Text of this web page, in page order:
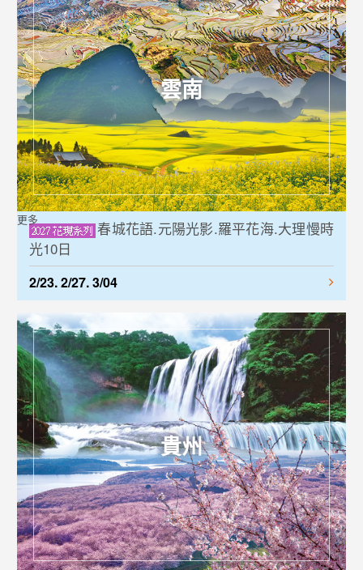
雲南
春城花語.元陽光影.羅平花海.大理慢時
光10日
2/23. 2/27. 3/04
更多
貴州